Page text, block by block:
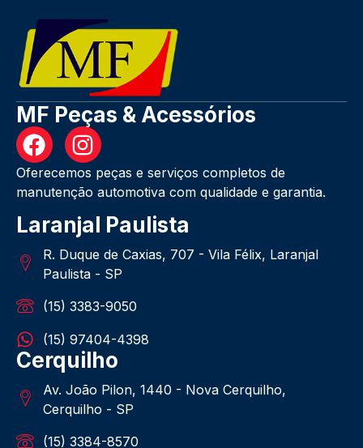
MF Peças & Acessórios
Oferecemos peças e serviços completos de
manutenção automotiva com qualidade e garantia.
Laranjal Paulista
R. Duque de Caxias, 707 - Vila Félix, Laranjal
Paulista - SP
(15) 3383-9050
(15) 97404-4398
Cerquilho
Av. João Pilon, 1440 - Nova Cerquilho,
Cerquilho - SP
(15) 3384-8570